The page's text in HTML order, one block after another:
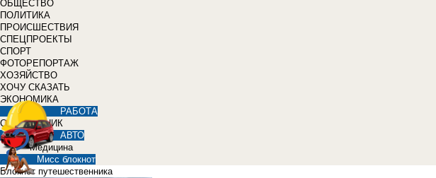
ОБЩЕСТВО
ПОЛИТИКА
ПРОИСШЕСТВИЯ
СПЕЦПРОЕКТЫ
СПОРТ
ФОТОРЕПОРТАЖ
ХОЗЯЙСТВО
ХОЧУ СКАЗАТЬ
ЭКОНОМИКА
РАБОТА
СПРАВОЧНИК
АВТО
Медицина
Мисс блокнот
Блокнот путешественника